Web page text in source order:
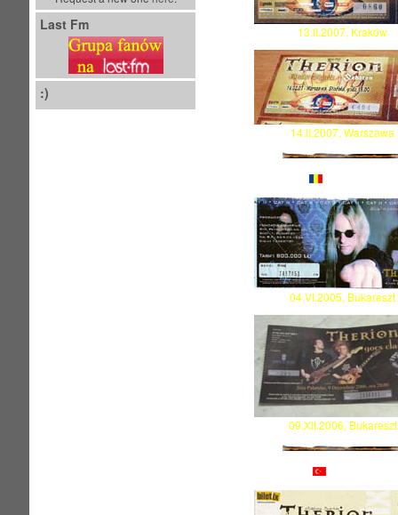
Last Fm
:)
13.II.2007, Kraków
14.II.2007, Warszawa
RUMUNIA
04.VI.2005, Bukareszt
09.XII.2006, Bukareszt
TURCJA